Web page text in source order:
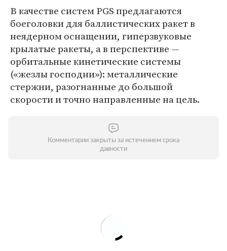
В качестве систем PGS предлагаются
боеголовки для баллистических ракет в
неядерном оснащении, гиперзвуковые
крылатые ракеты, а в перспективе —
орбитальные кинетические системы
(«жезлы господни»): металлические
стержни, разогнанные до большой
скорости и точно направленные на цель.
Комментарии закрыты за истечением срока
давности